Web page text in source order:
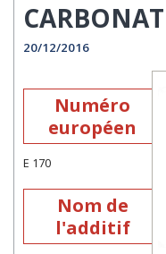
20/12/2016
Numéro
européen
E 170
Nom de
l'additif